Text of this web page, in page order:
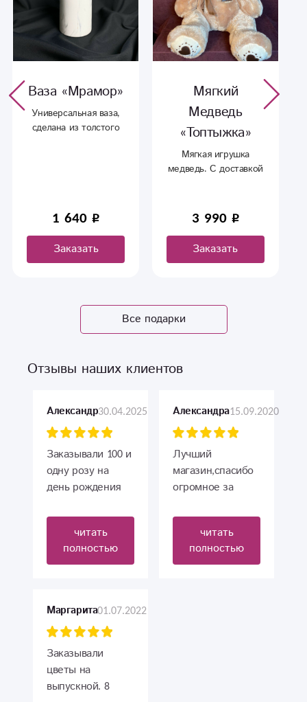
Мягкий
Медведь
«Топтыжка»
3 990
Заказать
Мягкая
игрушка «Ёжь»
Хорошая мягкая
игрушка Ёжь. Цвета в
ассортименте.
540
Заказать
Все подарки
Отзывы наших клиентов
Александр30.04.2025
Заказывали 100 и
одну розу на
день рождения
живём в разных
городах. Все
пришло точно ко
времени.
восторге, она
очень любит
розы. А тут в
себя не может
прийти от такой
красоты. Спасибо
читать
полностью
Александра15.09.2020
Лучший
магазин,спасибо
огромное за
Знают своё дело!
читать
полностью
Маргарита01.07.2022
Заказывали
цветы на
выпускной. 8